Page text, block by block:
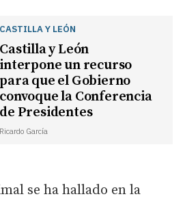
CASTILLA Y LEÓN
Castilla y León
interpone un recurso
para que el Gobierno
convoque la Conferencia
de Presidentes
Ricardo García
se ha hallado en la